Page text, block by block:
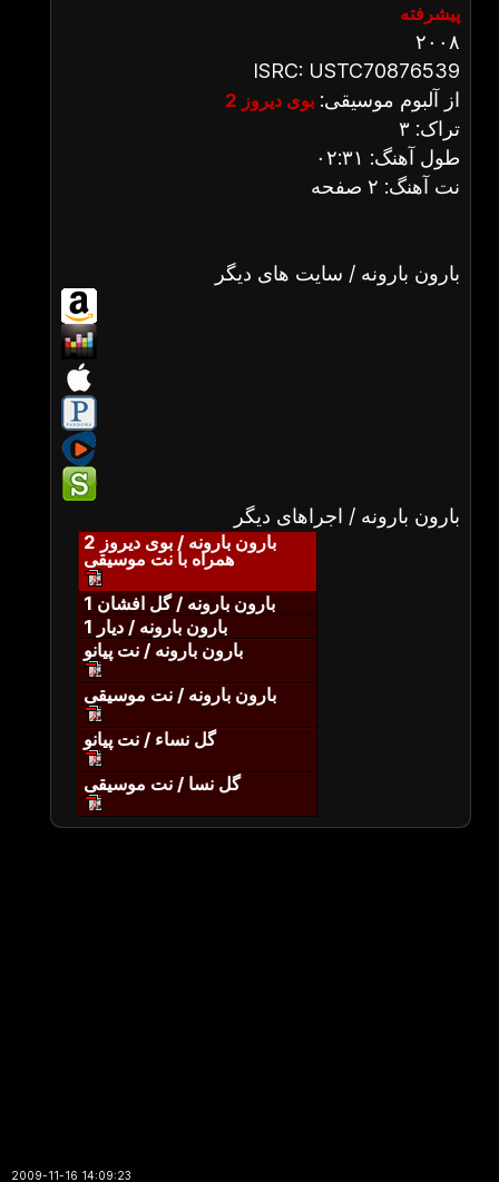
پیشرفته
۲۰۰۸
ISRC: USTC70876539
از آلبوم موسیقی: بوی دیروز 2
تراک: ۳
طول آهنگ: ۰۲:۳۱
نت آهنگ: ۲ صفحه
بارون بارونه / سایت های دیگر
بارون بارونه / اجراهای دیگر
بارون بارونه / بوی دیروز 2
همراه با نت موسیقی
بارون بارونه / گل افشان 1
بارون بارونه / دیار 1
بارون بارونه / نت پیانو
بارون بارونه / نت موسیقی
گل نساء / نت پیانو
گل نسا / نت موسیقی
2009-11-16 14:09:23